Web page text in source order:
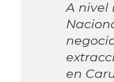
A nivel
en